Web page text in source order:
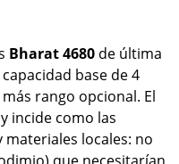
Bharat 4680 de última
base de 4
rango opcional. El
incide como las
locales: no